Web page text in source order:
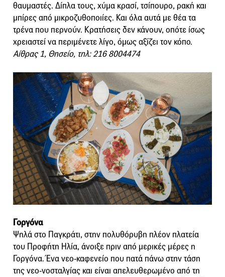
θαυμαστές. Δίπλα τους, χύμα κρασί, τσίπουρο, ρακή και
μπίρες από μικροζυθοποιίες. Και όλα αυτά με θέα τα
τρένα που περνούν. Κρατήσεις δεν κάνουν, οπότε ίσως
χρειαστεί να περιμένετε λίγο, όμως αξίζει τον κόπο.
Αίθρας 1, Θησείο, τηλ: 216 8004474
Γοργόνα
Ψηλά στο Παγκράτι, στην πολυθόρυβη πλέον πλατεία
του Προφήτη Ηλία, άνοιξε πριν από μερικές μέρες η
Γοργόνα. Ένα νεο-καφενείο που πατά πάνω στην τάση
της νεο-νοσταλγίας και είναι απελευθερωμένο από τη